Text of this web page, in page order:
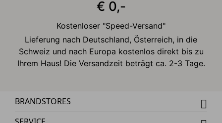
€ 0,-
Kostenloser "Speed-Versand"
Lieferung nach Deutschland, Österreich, in die
Schweiz und nach Europa kostenlos direkt bis zu
Ihrem Haus! Die Versandzeit beträgt ca. 2-3 Tage.
BRANDSTORES